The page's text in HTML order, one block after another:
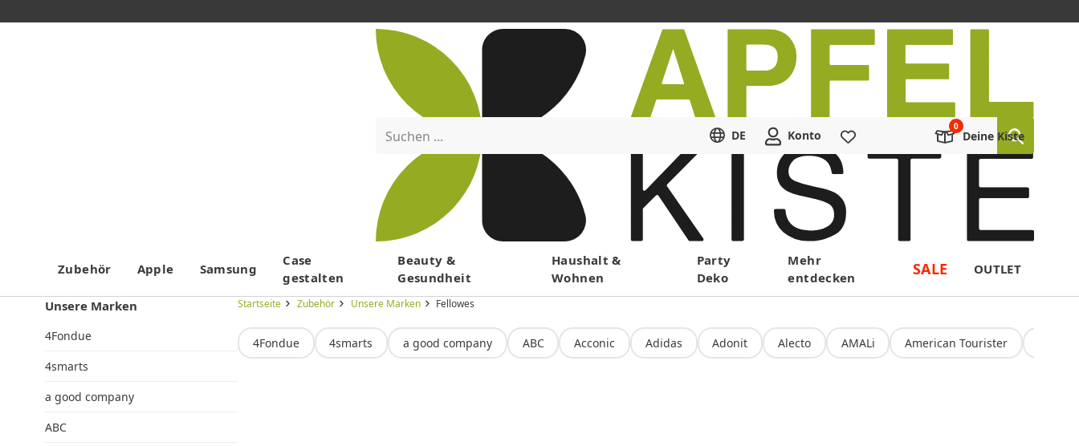
Menü
Suchen ... DE Konto Deine Kiste
Zubehör Apple Samsung
Case
gestalten
Beauty &
Gesundheit
Haushalt &
Wohnen
Party
Deko
Mehr
entdecken
SALE OUTLET
Unsere Marken
4Fondue
4smarts
a good company
ABC
Startseite Zubehör Unsere Marken Fellowes
4Fondue 4smarts a good company ABC Acconic Adidas Adonit Alecto AMALi American Tourister